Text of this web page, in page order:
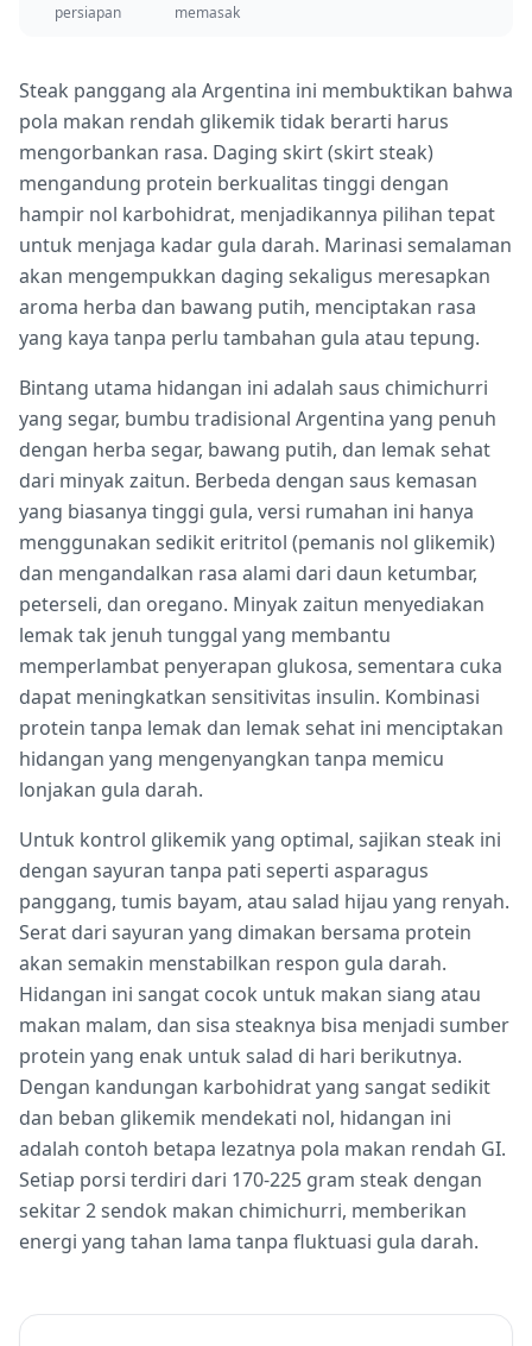
persiapan
memasak
Steak panggang ala Argentina ini membuktikan bahwa
pola makan rendah glikemik tidak berarti harus
mengorbankan rasa. Daging skirt (skirt steak)
mengandung protein berkualitas tinggi dengan
hampir nol karbohidrat, menjadikannya pilihan tepat
untuk menjaga kadar gula darah. Marinasi semalaman
akan mengempukkan daging sekaligus meresapkan
aroma herba dan bawang putih, menciptakan rasa
yang kaya tanpa perlu tambahan gula atau tepung.
Bintang utama hidangan ini adalah saus chimichurri
yang segar, bumbu tradisional Argentina yang penuh
dengan herba segar, bawang putih, dan lemak sehat
dari minyak zaitun. Berbeda dengan saus kemasan
yang biasanya tinggi gula, versi rumahan ini hanya
menggunakan sedikit eritritol (pemanis nol glikemik)
dan mengandalkan rasa alami dari daun ketumbar,
peterseli, dan oregano. Minyak zaitun menyediakan
lemak tak jenuh tunggal yang membantu
memperlambat penyerapan glukosa, sementara cuka
dapat meningkatkan sensitivitas insulin. Kombinasi
protein tanpa lemak dan lemak sehat ini menciptakan
hidangan yang mengenyangkan tanpa memicu
lonjakan gula darah.
Untuk kontrol glikemik yang optimal, sajikan steak ini
dengan sayuran tanpa pati seperti asparagus
panggang, tumis bayam, atau salad hijau yang renyah.
Serat dari sayuran yang dimakan bersama protein
akan semakin menstabilkan respon gula darah.
Hidangan ini sangat cocok untuk makan siang atau
makan malam, dan sisa steaknya bisa menjadi sumber
protein yang enak untuk salad di hari berikutnya.
Dengan kandungan karbohidrat yang sangat sedikit
dan beban glikemik mendekati nol, hidangan ini
adalah contoh betapa lezatnya pola makan rendah GI.
Setiap porsi terdiri dari 170-225 gram steak dengan
sekitar 2 sendok makan chimichurri, memberikan
energi yang tahan lama tanpa fluktuasi gula darah.